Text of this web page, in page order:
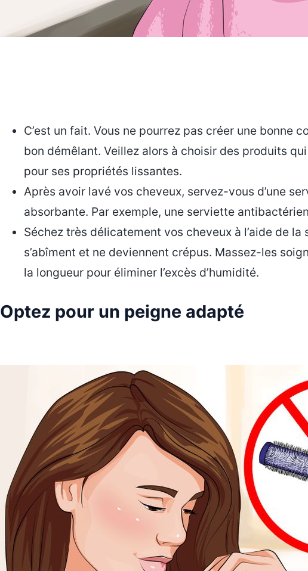
C’est un fait. Vous ne pourrez pas créer une bonne
bon démêlant. Veillez alors à choisir des produits
pour ses propriétés lissantes.
Après avoir lavé vos cheveux, servez-vous d’une
absorbante. Par exemple, une serviette
Séchez très délicatement vos cheveux à l’aide de
s’abîment et ne deviennent crépus. Massez-les
la longueur pour éliminer l’excès d’humidité.
Optez pour un peigne adapté